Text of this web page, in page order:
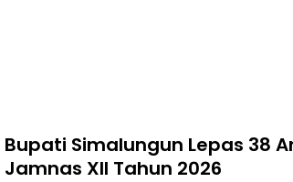
Bupati Simalungun Lepas 38
Jamnas XII Tahun 2026